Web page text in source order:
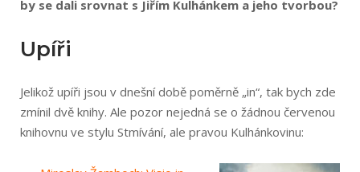
by se dali srovnat s Jiřím Kulhánkem a jeho tvorbou?
Upíři
Jelikož upíři jsou v dnešní době poměrně „in“, tak bych zde
zmínil dvě knihy. Ale pozor nejedná se o žádnou červenou
knihovnu ve stylu Stmívání, ale pravou Kulhánkovinu: